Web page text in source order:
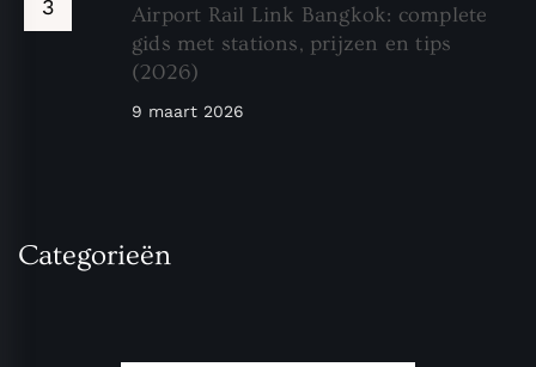
Airport Rail Link Bangkok: complete
gids met stations, prijzen en tips
(2026)
9 maart 2026
Categorieën